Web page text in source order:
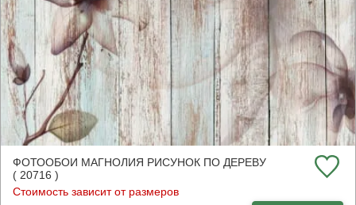
ФОТООБОИ МАГНОЛИЯ РИСУНОК ПО ДЕРЕВУ
( 20716 )
Стоимость зависит от размеров